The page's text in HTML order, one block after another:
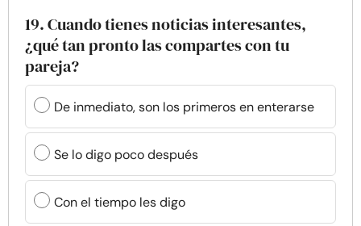
19. Cuando tienes noticias interesantes,
¿qué tan pronto las compartes con tu
pareja?
De inmediato, son los primeros en enterarse
Se lo digo poco después
Con el tiempo les digo